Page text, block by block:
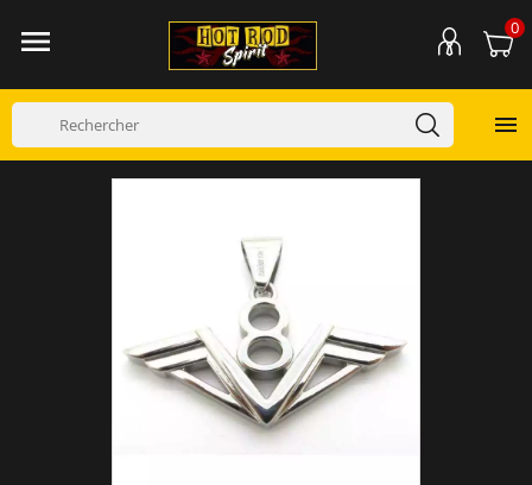
 0
